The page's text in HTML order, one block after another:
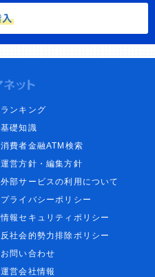
ランキング
基礎知識
消費者金融ATM検索
運営方針・編集方針
外部サービスの利用について
プライバシーポリシー
情報セキュリティポリシー
反社会的勢力排除ポリシー
お問い合わせ
運営会社情報